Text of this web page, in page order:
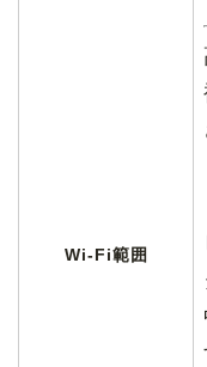
Wi-Fi範囲